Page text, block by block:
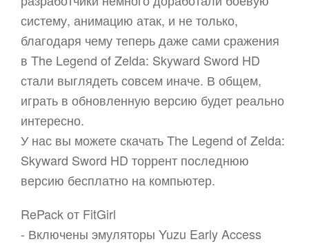
систему, анимацию атак, и не только,
благодаря чему теперь даже сами сражения
в The Legend of Zelda: Skyward Sword HD
стали выглядеть совсем иначе. В общем,
играть в обновленную версию будет реально
интересно.
У нас вы можете скачать The Legend of Zelda:
Skyward Sword HD торрент последнюю
версию бесплатно на компьютер.
RePack от FitGirl
- Включены эмуляторы Yuzu Early Access